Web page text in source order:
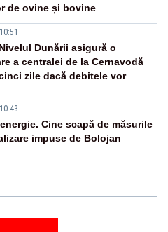
de ovine și bovine
Dunării asigură o
a centralei de la Cernavodă
zile dacă debitele vor
Cine scapă de măsurile
impuse de Bolojan